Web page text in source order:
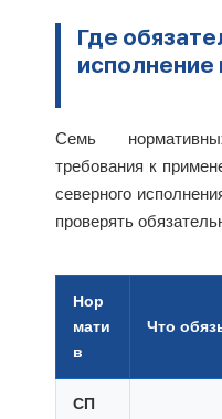
Где
Семь
требования к
северного
проверять
Нор
мати
в
Что
СП